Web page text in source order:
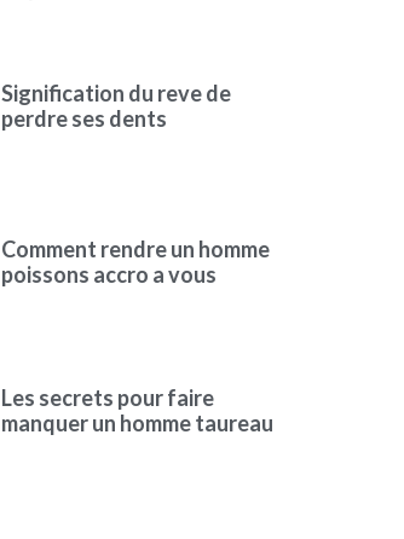
Signification du reve de
perdre ses dents
Comment rendre un homme
poissons accro a vous
Les secrets pour faire
manquer un homme taureau